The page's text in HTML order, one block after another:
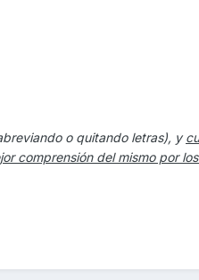
o quitando letras), y
comprensión del mismo por